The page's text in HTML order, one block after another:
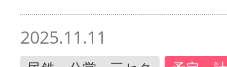
2025.11.11